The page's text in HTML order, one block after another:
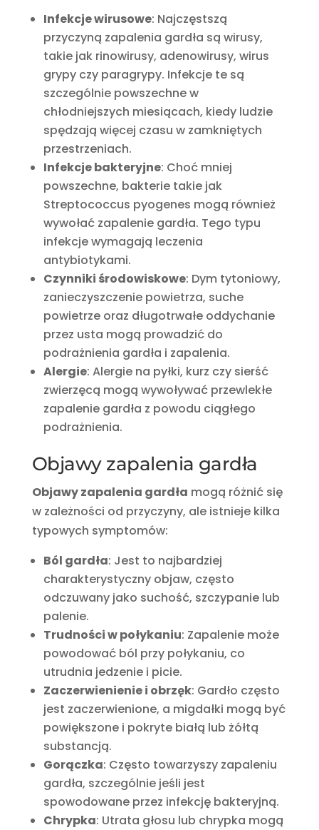
Infekcje wirusowe: Najczęstszą
przyczyną zapalenia gardła są wirusy,
takie jak rinowirusy, adenowirusy, wirus
grypy czy paragrypy. Infekcje te są
szczególnie powszechne w
chłodniejszych miesiącach, kiedy ludzie
spędzają więcej czasu w zamkniętych
przestrzeniach.
Infekcje bakteryjne: Choć mniej
powszechne, bakterie takie jak
Streptococcus pyogenes mogą również
wywołać zapalenie gardła. Tego typu
infekcje wymagają leczenia
antybiotykami.
Czynniki środowiskowe: Dym tytoniowy,
zanieczyszczenie powietrza, suche
powietrze oraz długotrwałe oddychanie
przez usta mogą prowadzić do
podrażnienia gardła i zapalenia.
Alergie: Alergie na pyłki, kurz czy sierść
zwierzęcą mogą wywoływać przewlekłe
zapalenie gardła z powodu ciągłego
podrażnienia.
Objawy zapalenia gardła
Objawy zapalenia gardła mogą różnić się
w zależności od przyczyny, ale istnieje kilka
typowych symptomów:
Ból gardła: Jest to najbardziej
charakterystyczny objaw, często
odczuwany jako suchość, szczypanie lub
palenie.
Trudności w połykaniu: Zapalenie może
powodować ból przy połykaniu, co
utrudnia jedzenie i picie.
Zaczerwienienie i obrzęk: Gardło często
jest zaczerwienione, a migdałki mogą być
powiększone i pokryte białą lub żółtą
substancją.
Gorączka: Często towarzyszy zapaleniu
gardła, szczególnie jeśli jest
spowodowane przez infekcję bakteryjną.
Chrypka: Utrata głosu lub chrypka mogą